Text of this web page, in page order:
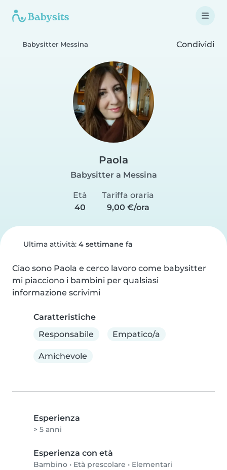
Babysitter Messina Condividi
Paola
Babysitter a Messina
Età
40
Tariffa oraria
9,00 €/ora
Ultima attività: 4 settimane fa
Ciao sono Paola e cerco lavoro come babysitter
mi piacciono i bambini per qualsiasi
informazione scrivimi
Caratteristiche
Responsabile
Empatico/a
Amichevole
Esperienza
> 5 anni
Esperienza con età
Bambino • Età prescolare • Elementari